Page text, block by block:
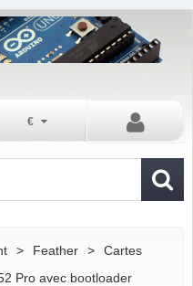
€
> Feather >
Cartes
Pro avec bootloader